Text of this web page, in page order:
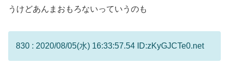
うけどあんまおもろないっていうのも
830 : 2020/08/05(水) 16:33:57.54 ID:zKyGJCTe0.net